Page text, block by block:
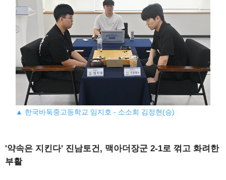
▲ 한국바둑중고등학교 임지호 - 소소회 김정현(승)
'약속은 지킨다' 진남토건, 맥아더장군 2-1로 꺾고 화려한
부활